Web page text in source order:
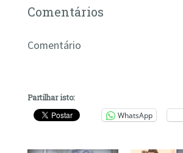
Comentários
Comentário
Partilhar isto:
WhatsApp